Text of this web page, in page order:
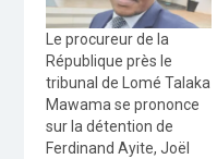
Le procureur de la
République près le
tribunal de Lomé Talaka
Mawama se prononce
sur la détention de
Ferdinand Ayite, Joël